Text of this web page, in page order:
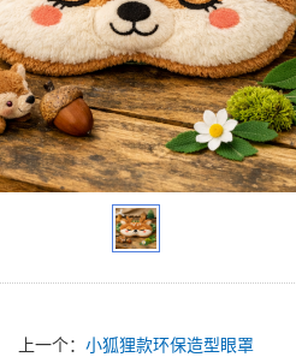
上一个：小狐狸款环保造型眼罩